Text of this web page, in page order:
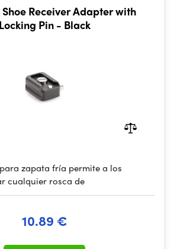
Receiver Adapter with
Locking Pin - Black
zapata fría permite a los
cualquier rosca de
10.89 €